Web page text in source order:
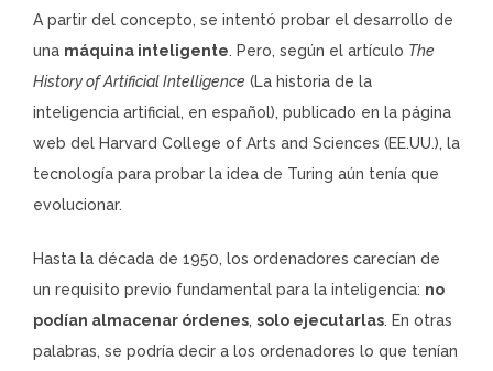
A partir del concepto, se intentó probar el desarrollo de
una máquina inteligente. Pero, según el artículo The
History of Artificial Intelligence (La historia de la
inteligencia artificial, en español), publicado en la página
web del Harvard College of Arts and Sciences (EE.UU.), la
tecnología para probar la idea de Turing aún tenía que
evolucionar.
Hasta la década de 1950, los ordenadores carecían de
un requisito previo fundamental para la inteligencia: no
podían almacenar órdenes, solo ejecutarlas. En otras
palabras, se podría decir a los ordenadores lo que tenían